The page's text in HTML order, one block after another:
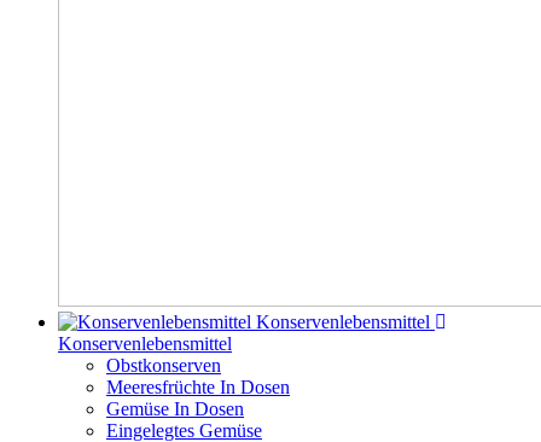
Konservenlebensmittel
Konservenlebensmittel
Obstkonserven
Meeresfrüchte In Dosen
Gemüse In Dosen
Eingelegtes Gemüse